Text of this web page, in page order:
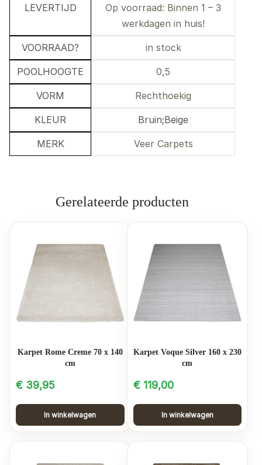
LEVERTIJD
Op voorraad: Binnen 1 – 3
werkdagen in huis!
VOORRAAD? in stock
POOLHOOGTE 0,5
VORM Rechthoekig
KLEUR Bruin;Beige
MERK Veer Carpets
Gerelateerde producten
Karpet Rome Creme 70 x 140
cm
€ 39,95
In winkelwagen
Karpet Voque Silver 160 x 230
cm
€119,00
In winkelwagen